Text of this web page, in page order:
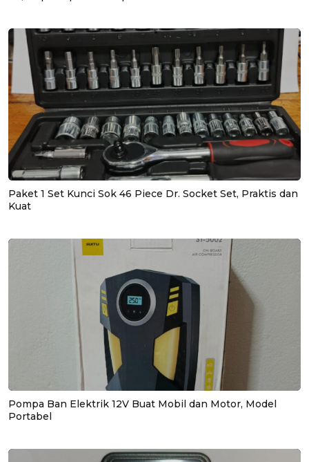
Paket 1 Set Kunci Sok 46 Piece Dr. Socket Set, Praktis dan
Kuat
Pompa Ban Elektrik 12V Buat Mobil dan Motor, Model
Portabel